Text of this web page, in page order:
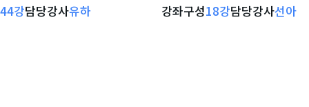
44강담당강사유하
강좌구성18강담당강사선아